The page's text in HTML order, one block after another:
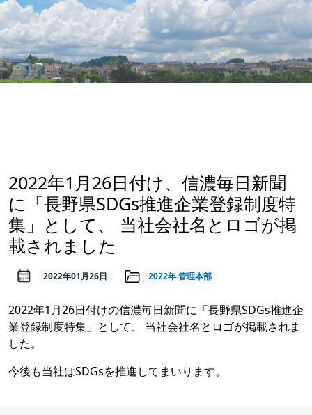
2022年1月26日付け、信濃毎日新聞
に「長野県SDGs推進企業登録制度特
集」として、 当社会社名とロゴが掲
載されました
2022年01月26日 2022年管理本部
2022年1月26日付けの信濃毎日新聞に「長野県SDGs推進企
業登録制度特集」として、 当社会社名とロゴが掲載されま
した。
今後も当社はSDGsを推進してまいります。